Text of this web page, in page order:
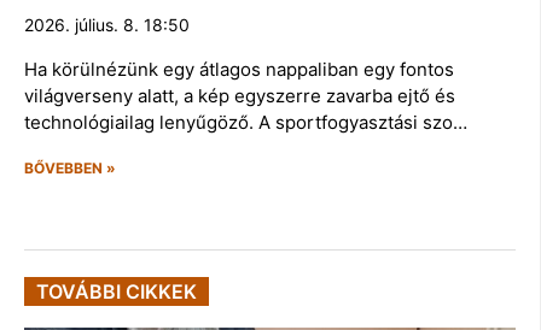
2026. július. 8. 18:50
Ha körülnézünk egy átlagos nappaliban egy fontos
világverseny alatt, a kép egyszerre zavarba ejtő és
technológiailag lenyűgöző. A sportfogyasztási szo…
BŐVEBBEN »
TOVÁBBI CIKKEK